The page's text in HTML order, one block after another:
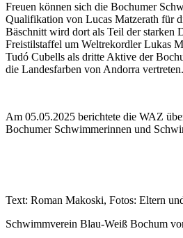
Freuen können sich die Bochumer
Qualifikation von Lucas Matzerath für
Bäschnitt wird dort als Teil der starken
Freistilstaffel um Weltrekordler Lukas
Tudó Cubells als dritte Aktive der
die Landesfarben von Andorra vertreten.
Am 05.05.2025 berichtete die WAZ
Bochumer Schwimmerinnen und
Text: Roman Makoski, Fotos: Eltern
Schwimmverein Blau-Weiß Bochum